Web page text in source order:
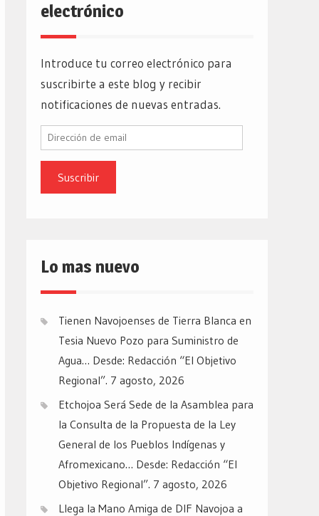
electrónico
Introduce tu correo electrónico para
suscribirte a este blog y recibir
notificaciones de nuevas entradas.
Dirección
email
Lo mas nuevo
Tienen Navojoenses de Tierra Blanca en
Tesia Nuevo Pozo para Suministro de
Agua… Desde: Redacción “El Objetivo
Regional”. 7 agosto, 2026
Etchojoa Será Sede de la Asamblea para
la Consulta de la Propuesta de la Ley
General de los Pueblos Indígenas y
Afromexicano… Desde: Redacción “El
Objetivo Regional”. 7 agosto, 2026
Llega la Mano Amiga de DIF Navojoa a